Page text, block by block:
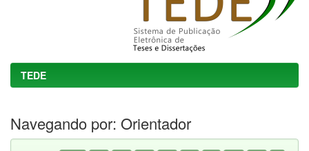
TEDE
Navegando por: Orientador